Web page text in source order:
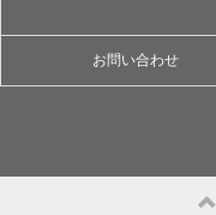
お問い合わせ